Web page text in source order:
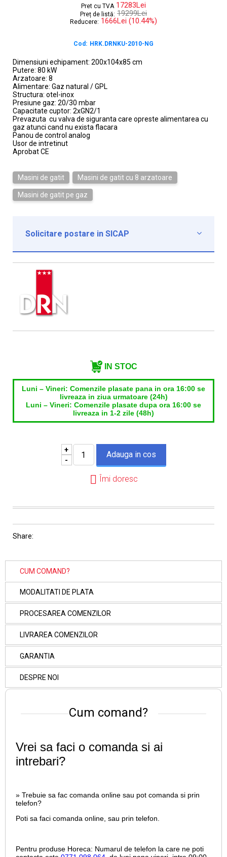
Pret cu TVA 17283Lei
Preț de listă: 19299Lei
Reducere: 1666Lei (10.44%)
Cod: HRK.DRNKU-2010-NG
Dimensiuni echipament: 200x104x85 cm
Putere: 80 kW
Arzatoare: 8
Alimentare: Gaz natural / GPL
Structura: otel-inox
Presiune gaz: 20/30 mbar
Capacitate cuptor: 2xGN2/1
Prevazuta cu valva de siguranta care opreste alimentarea cu
gaz atunci cand nu exista flacara
Panou de control analog
Usor de intretinut
Aprobat CE
Masini de gatit Masini de gatit cu 8 arzatoare
Masini de gatit pe gaz
Solicitare postare in SICAP 
Institutie*
Telefon*
IN STOC
Luni – Vineri: Comenzile plasate pana in ora 16:00 se
livreaza in ziua urmatoare (24h)
Luni – Vineri: Comenzile plasate dupa ora 16:00 se
livreaza in 1-2 zile (48h)
+
-
Îmi doresc
Share:
CUM COMAND?
MODALITATI DE PLATA
PROCESAREA COMENZILOR
LIVRAREA COMENZILOR
GARANTIA
DESPRE NOI
Cum comand?
Vrei sa faci o comanda si ai
intrebari?
» Trebuie sa fac comanda online sau pot comanda si prin
telefon?
Poti sa faci comanda online, sau prin telefon.
Pentru produse Horeca: Numarul de telefon la care ne poti